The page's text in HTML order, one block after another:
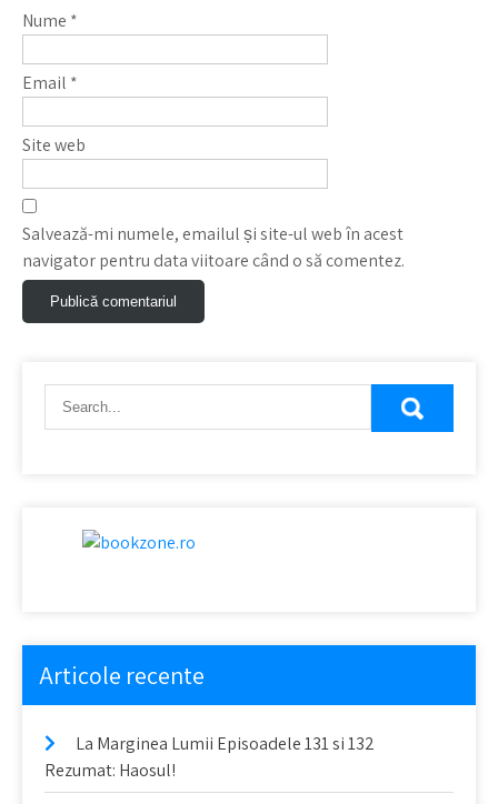
Nume *
Email *
Site web
Salvează-mi numele, emailul și site-ul web în acest
navigator pentru data viitoare când o să comentez.
Articole recente
La Marginea Lumii Episoadele 131 si 132
Rezumat: Haosul!